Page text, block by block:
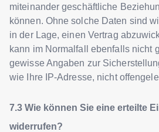
miteinander geschäftliche
können. Ohne solche Daten sind
in der Lage, einen Vertrag
kann im Normalfall ebenfalls nicht
gewisse Angaben zur
wie Ihre IP-Adresse, nicht
Wie können Sie eine erteilte
widerrufen?